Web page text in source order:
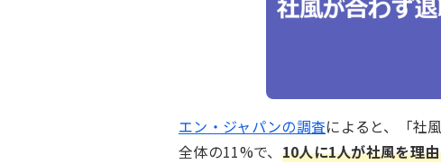
エン・ジャパンの調査によると、「社
全体の11%で、 10人に1人が社風を理